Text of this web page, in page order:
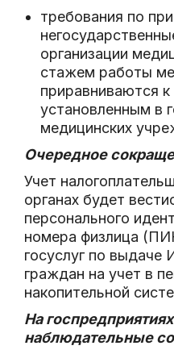
требования по
организации
стажем работы
приравниваются
установленным в
медицинских
Очередное
Учет
органах будет
персонального
номера физлица
госуслуг по выдаче
граждан на учет в
накопительной
На
наблюдательные